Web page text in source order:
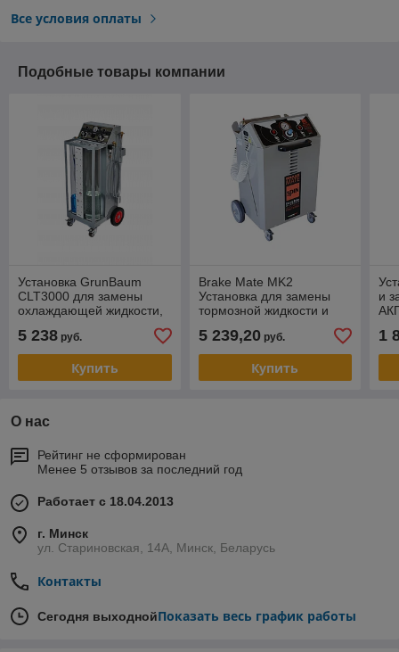
Все условия оплаты
Подобные товары компании
Установка GrunBaum
CLT3000 для замены
охлаждающей жидкости,
5 238 руб.
Купить
Brake Mate MK2
Установка для замены
тормозной жидкости и
системы
5 239,20руб.
Купить
и
1
О нас
Рейтинг не сформирован
Менее 5 отзывов за последний год
Работает с 18.04.2013
г. Минск
ул. Стариновская, 14А, Минск, Беларусь
Контакты
Сегодня выходнойПоказать весь график работы